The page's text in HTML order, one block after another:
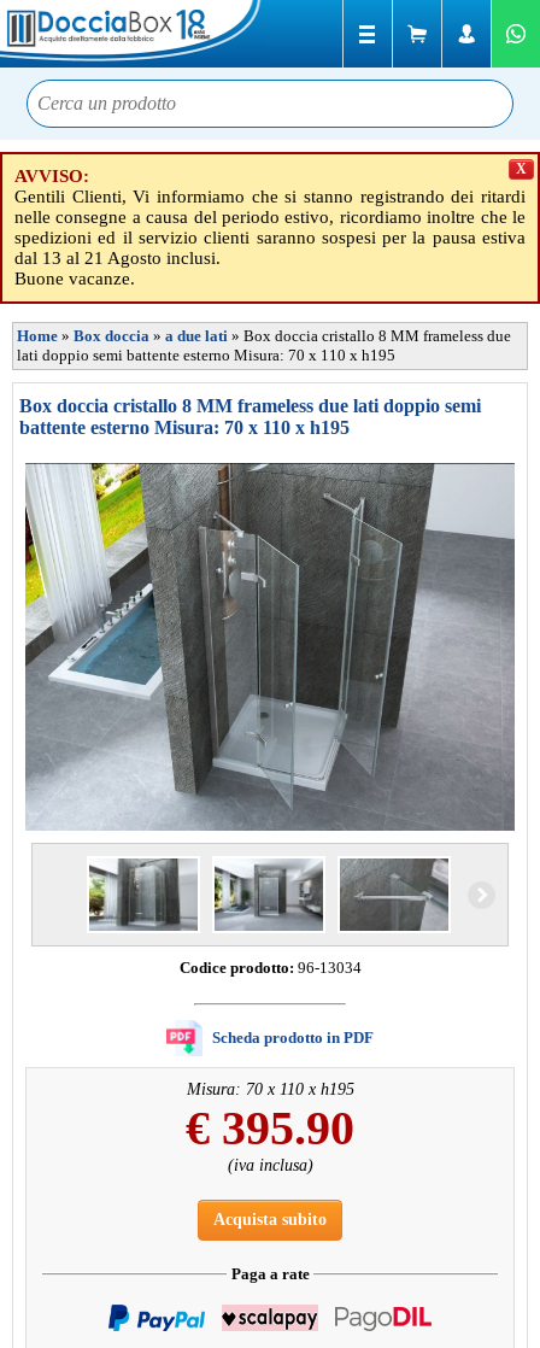
AVVISO:
Gentili Clienti, Vi informiamo che si stanno registrando dei ritardi
nelle consegne a causa del periodo estivo, ricordiamo inoltre che le
spedizioni ed il servizio clienti saranno sospesi per la pausa estiva
dal 13 al 21 Agosto inclusi.
Buone vacanze.
X
Home » Box doccia » a due lati » Box doccia cristallo 8 MM frameless due
lati doppio semi battente esterno Misura: 70 x 110 x h195
Box doccia cristallo 8 MM frameless due lati doppio semi
battente esterno Misura: 70 x 110 x h195
Codice prodotto: 96-13034
Scheda prodotto in PDF
Misura: 70 x 110 x h195
€ 395.90
(iva inclusa)
Acquista subito
Paga a rate